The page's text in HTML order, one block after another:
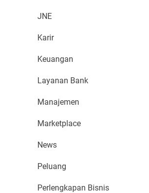
JNE
Karir
Keuangan
Layanan Bank
Manajemen
Marketplace
News
Peluang
Perlengkapan Bisnis